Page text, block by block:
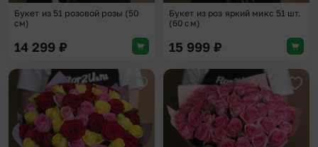
Букет из 51 розовой розы (50
см)
14 299 ₽
Букет из роз яркий микс 51 шт.
(60 см)
15 999 ₽
Добавить в избранное